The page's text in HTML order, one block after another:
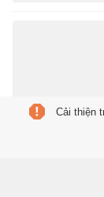
Cải thiện